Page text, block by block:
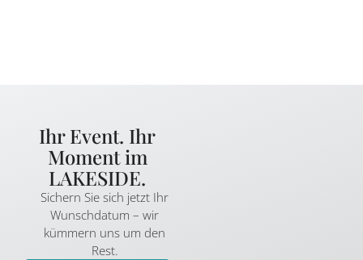
Ihr Event. Ihr
Moment im
LAKESIDE.
Sichern Sie sich jetzt Ihr
Wunschdatum – wir
kümmern uns um den
Rest.